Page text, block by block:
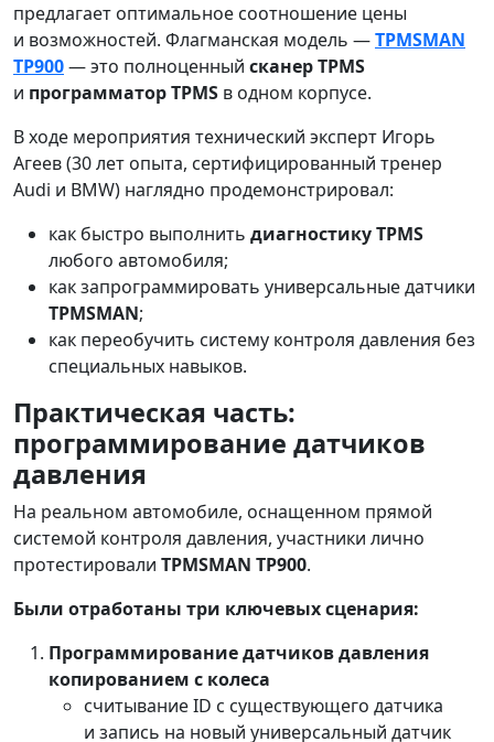
предлагает оптимальное соотношение цены
и возможностей. Флагманская модель —TPMSMAN
TP900— это полноценный сканер TPMS
и программатор TPMS в одном корпусе.
В ходе мероприятия технический эксперт Игорь
Агеев (30 лет опыта, сертифицированный тренер
Audi и BMW) наглядно продемонстрировал:
как быстро выполнить диагностику TPMS
любого автомобиля;
как запрограммировать универсальные датчики
TPMSMAN;
как переобучить систему контроля давления без
специальных навыков.
Практическая часть:
программирование датчиков
давления
На реальном автомобиле, оснащенном прямой
системой контроля давления, участники лично
протестировали TPMSMAN TP900.
Были отработаны три ключевых сценария:
Программирование датчиков давления
копированием с колеса
считывание ID с существующего датчика
и запись на новый универсальный датчик